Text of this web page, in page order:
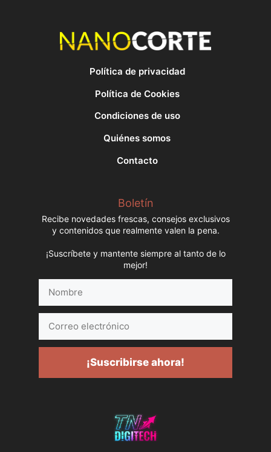
Política de privacidad
Política de Cookies
Condiciones de uso
Quiénes somos
Contacto
Boletín
Recibe novedades frescas, consejos exclusivos
y contenidos que realmente valen la pena.
¡Suscríbete y mantente siempre al tanto de lo
mejor!
electrónico
¡Suscribirse ahora!